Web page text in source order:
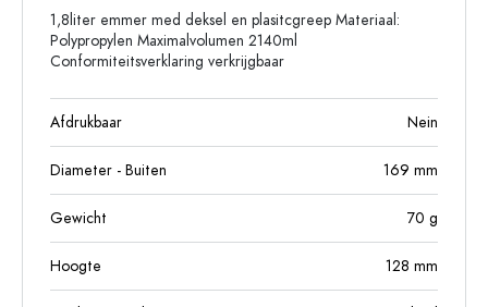
1,8liter emmer med deksel en plasitcgreep Materiaal:
Polypropylen Maximalvolumen 2140ml
Conformiteitsverklaring verkrijgbaar
Afdrukbaar Nein
Diameter - Buiten 169 mm
Gewicht 70 g
Hoogte 128 mm